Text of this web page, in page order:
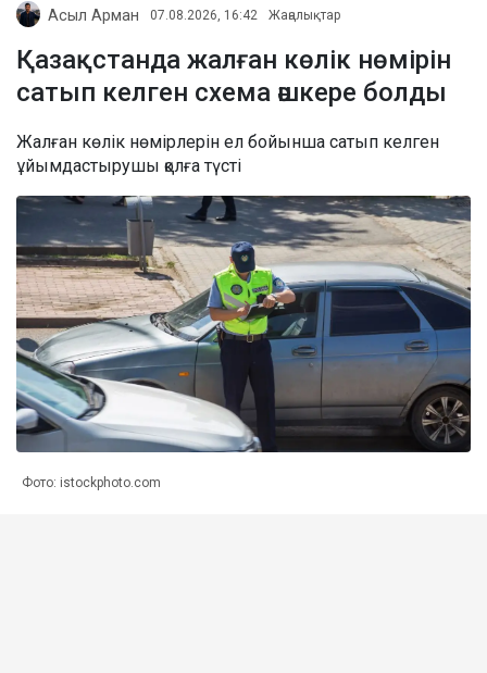
Асыл Арман 07.08.2026, 16:42 Жаңалықтар
Қазақстанда жалған көлік нөмірін
сатып келген схема әшкере болды
Жалған көлік нөмірлерін ел бойынша сатып келген
ұйымдастырушы қолға түсті
Фото: istockphoto.com